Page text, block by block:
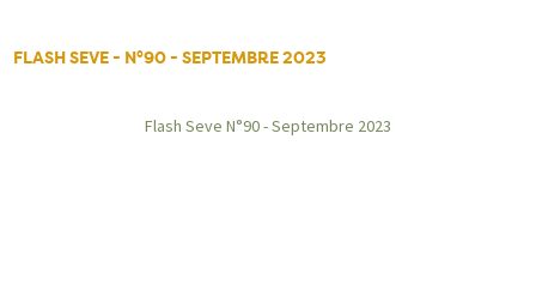
FLASH SEVE - N°90 - SEPTEMBRE 2023
Flash Seve N°90 - Septembre 2023